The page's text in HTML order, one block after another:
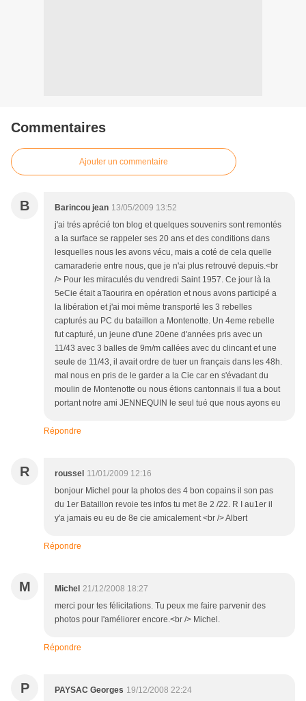
Commentaires
Ajouter un commentaire
B Barincou jean 13/05/2009 13:52
j'ai trés aprécié ton blog et quelques souvenirs sont remontés
a la surface se rappeler ses 20 ans et des conditions dans
lesquelles nous les avons vécu, mais a coté de cela quelle
camaraderie entre nous, que je n'ai plus retrouvé depuis.<br
/> Pour les miraculés du vendredi Saint 1957. Ce jour là la
5eCie était aTaourira en opération et nous avons participé a
la libération et j'ai moi mème transporté les 3 rebelles
capturés au PC du bataillon a Montenotte. Un 4eme rebelle
fut capturé, un jeune d'une 20ene d'années pris avec un
11/43 avec 3 balles de 9m/m callées avec du clincant et une
seule de 11/43, il avait ordre de tuer un français dans les 48h.
mal nous en pris de le garder a la Cie car en s'évadant du
moulin de Montenotte ou nous étions cantonnais il tua a bout
portant notre ami JENNEQUIN le seul tué que nous ayons eu
Répondre
R roussel 11/01/2009 12:16
bonjour Michel pour la photos des 4 bon copains il son pas
du 1er Bataillon revoie tes infos tu met 8e 2 /22. R I au1er il
y'a jamais eu eu de 8e cie amicalement <br /> Albert
Répondre
M Michel 21/12/2008 18:27
merci pour tes félicitations. Tu peux me faire parvenir des
photos pour l'améliorer encore.<br /> Michel.
Répondre
P PAYSAC Georges 19/12/2008 22:24